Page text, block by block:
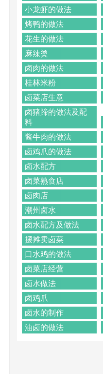
小龙虾的做法
烤鸭的做法
花生的做法
麻辣烫
卤肉的做法
桂林米粉
卤菜店生意
卤猪蹄的做法及配
料
酱牛肉的做法
卤鸡爪的做法
卤水配方
卤菜熟食店
卤肉店
潮州卤水
卤水配方及做法
摆摊卖卤菜
口水鸡的做法
卤菜店经营
卤水做法
卤鸡爪
卤水的制作
油卤的做法